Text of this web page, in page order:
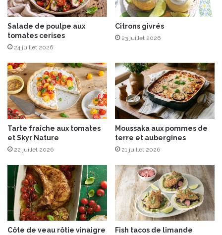
e
t
t
e
c
e
z
l
a
V
i
e
C
l
u
e
t
a
u
r
o
m
a
g
e
à
r
a
e
Salade de poulpe aux
tomates cerises
24 juillet 2026
Citrons givrés
23 juillet 2026
Tarte fraîche aux tomates
et Skyr Nature
22 juillet 2026
Moussaka aux pommes de
terre et aubergines
21 juillet 2026
Côte de veau rôtie vinaigre
Fish tacos de limande